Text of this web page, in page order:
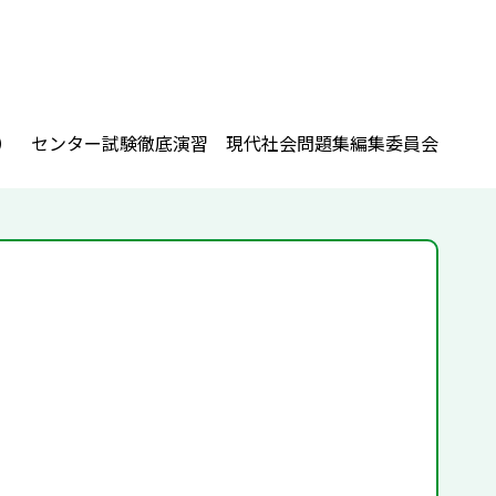
センター試験徹底演習 現代社会問題集編集委員会